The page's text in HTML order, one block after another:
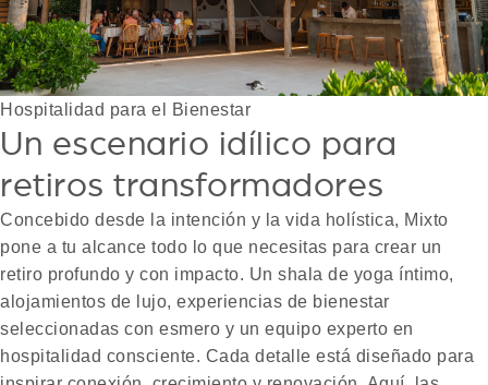
Hospitalidad para el Bienestar
Un escenario idílico para
retiros transformadores
Concebido desde la intención y la vida holística, Mixto
pone a tu alcance todo lo que necesitas para crear un
retiro profundo y con impacto. Un shala de yoga íntimo,
alojamientos de lujo, experiencias de bienestar
seleccionadas con esmero y un equipo experto en
hospitalidad consciente. Cada detalle está diseñado para